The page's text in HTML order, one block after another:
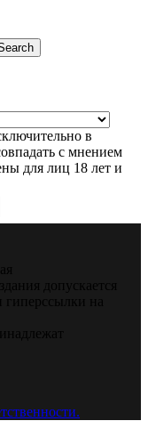
в
с мнением
для лиц 18 лет и
допускается
гиперссылки на